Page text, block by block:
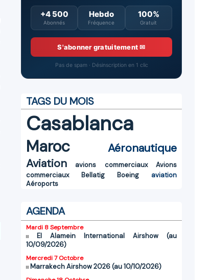
+4 500
Abonnés
Hebdo
Fréquence
100%
Gratuit
S'abonner gratuitement ✉
Pas de spam · Désinscription en 1 clic
TAGS DU MOIS
Casablanca
Maroc
Aéronautique
Aviation
avions commerciaux
Avions
commerciaux
Bellatig Boeing
aviation
Aéroports
AGENDA
Mardi 8 Septembre
El Alamein International Airshow (au
10/09/2026)
Mercredi 7 Octobre
Marrakech Airshow 2026 (au 10/10/2026)